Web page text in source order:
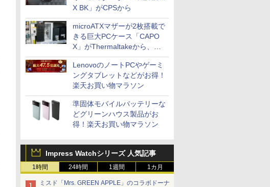
X BK」がCPSから
microATXマザーが2枚搭載で
きる巨大PCケース「CAPO
X」がThermaltakeから、カ
ラーは2色
LenovoのノートPCやゲーミ
ングタブレットなどがお得！
楽天お買い物マラソン
準固体モバイルバッテリーな
どグリーンハウス製品がお
得！楽天お買い物マラソン
Impress Watchシリーズ 人気記事
1時間 24時間 1週間 1カ月
ミスド「Mrs. GREEN APPLE」のコラボドーナ